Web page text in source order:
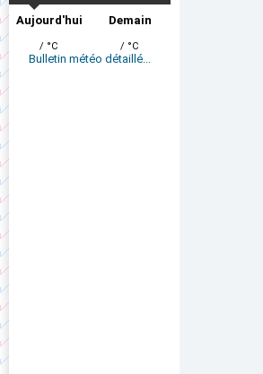
Aujourd'hui
/ °C
Demain
/ °C
Bulletin météo détaillé...